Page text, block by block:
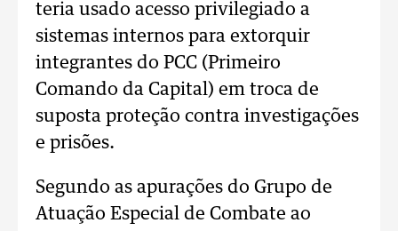
teria usado acesso privilegiado a
sistemas internos para extorquir
integrantes do PCC (Primeiro
Comando da Capital) em troca de
suposta proteção contra investigações
e prisões.
Segundo as apurações do Grupo de
Atuação Especial de Combate ao